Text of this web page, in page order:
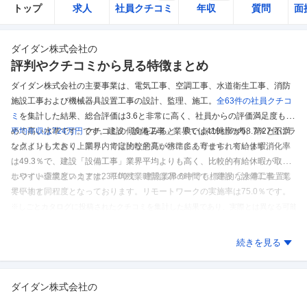
トップ 求人 社員クチコミ 年収 質問 面
ダイダン株式会社の
評判やクチコミから見る特徴まとめ
ダイダン株式会社の主要事業は、電気工事、空調工事、水道衛生工事、消防
施設工事および機械器具設置工事の設計、監理、施工。 全63件の社員クチコ
ミ を集計した結果、 総合評価は3.6と非常に高く、社員からの評価満足度も極
めて高い水準です。クチコミの傾向をみると、良い点の比率が58.7％と不満
な点よりも大きく上回り、肯定的な意見が特に多く寄せられています。
平均年収は724万円です。建設「設備工事」業界では419社の内、第27位にラ
ンクインしており、業界内では比較的高い水準にあります。有給休暇消化率
は49.3％で、建設「設備工事」業界平均よりも高く、比較的有給休暇が取得
しやすい環境といえます。平均残業時間は28.6時間で、建設「設備工事」業
界平均と同程度となっております。
リモートワークの実施率は75.0％です。
ホワイト企業度スコアは23/100で、建設業界の中でも標準的な水準に位置し
ています。
続きを見る
ダイダン株式会社の